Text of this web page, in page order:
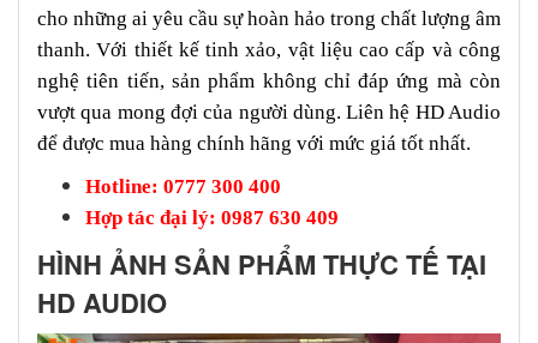
cho những ai yêu cầu sự hoàn hảo trong chất lượng âm
thanh. Với thiết kế tinh xảo, vật liệu cao cấp và công
nghệ tiên tiến, sản phẩm không chỉ đáp ứng mà còn
vượt qua mong đợi của người dùng. Liên hệ HD Audio
để được mua hàng chính hãng với mức giá tốt nhất.
Hotline: 0777 300 400
Hợp tác đại lý: 0987 630 409
HÌNH ẢNH SẢN PHẨM THỰC TẾ TẠI
HD AUDIO